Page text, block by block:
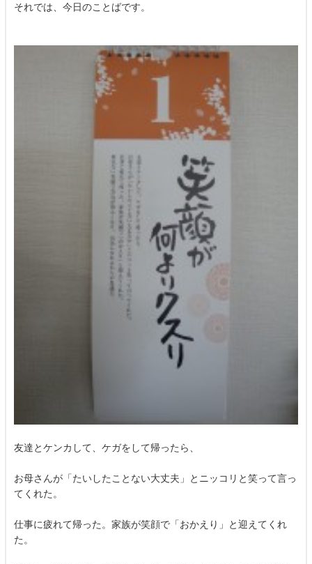
それでは、今日のことばです。
友達とケンカして、ケガをして帰ったら、
お母さんが「たいしたことない大丈夫」とニッコリと笑って言っ
てくれた。
仕事に疲れて帰った。家族が笑顔で「おかえり」と迎えてくれ
た。